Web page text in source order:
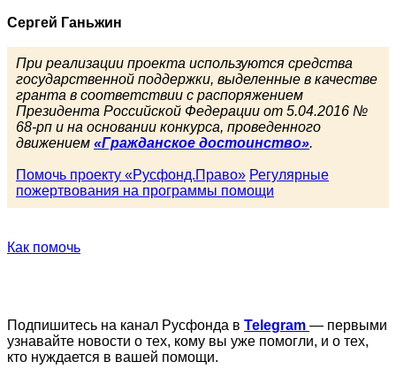
Сергей Ганьжин
При реализации проекта используются средства
государственной поддержки, выделенные в качестве
гранта в соответствии с распоряжением
Президента Российской Федерации от 5.04.2016 №
68-рп и на основании конкурса, проведенного
движением «Гражданское достоинство».
Помочь проекту «Русфонд.Право» Регулярные
пожертвования на программы помощи
Как помочь
Подпишитесь на канал Русфонда в Telegram — первыми
узнавайте новости о тех, кому вы уже помогли, и о тех,
кто нуждается в вашей помощи.